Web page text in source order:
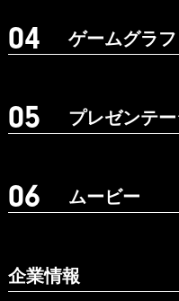
ゲームグラ
プレゼンテ
ムービー
企業情報